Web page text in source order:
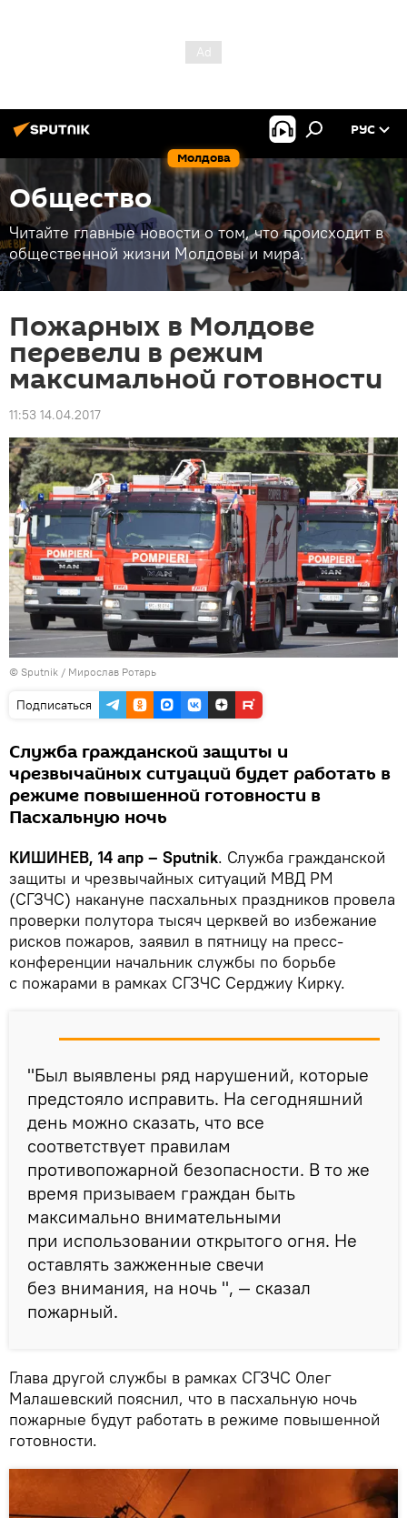
Молдова
РУС
Общество
Читайте главные новости о том, что происходит в
общественной жизни Молдовы и мира.
Пожарных в Молдове
перевели в режим
максимальной готовности
11:53 14.04.2017
© Sputnik / Мирослав Ротарь
Подписаться
Служба гражданской защиты и
чрезвычайных ситуаций будет работать в
режиме повышенной готовности в
Пасхальную ночь
КИШИНЕВ, 14 апр – Sputnik. Служба гражданской
защиты и чрезвычайных ситуаций МВД РМ
(СГЗЧС) накануне пасхальных праздников провела
проверки полутора тысяч церквей во избежание
рисков пожаров, заявил в пятницу на пресс-
конференции начальник службы по борьбе
с пожарами в рамках СГЗЧС Серджиу Кирку.
"Был выявлены ряд нарушений, которые
предстояло исправить. На сегодняшний
день можно сказать, что все
соответствует правилам
противопожарной безопасности. В то же
время призываем граждан быть
максимально внимательными
при использовании открытого огня. Не
оставлять зажженные свечи
без внимания, на ночь ", — сказал
пожарный.
Глава другой службы в рамках СГЗЧС Олег
Малашевский пояснил, что в пасхальную ночь
пожарные будут работать в режиме повышенной
готовности.